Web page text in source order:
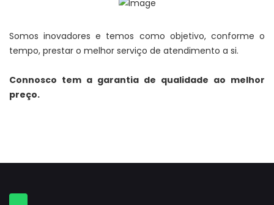
Somos inovadores e temos como objetivo, conforme o
tempo, prestar o melhor serviço de atendimento a si.
Connosco tem a garantia de qualidade ao melhor
preço.